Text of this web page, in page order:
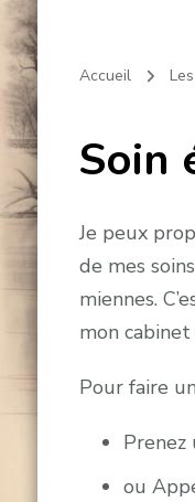
Accueil
Soin
Je peux
de mes
miennes.
mon
Pour faire
Prenez
ou